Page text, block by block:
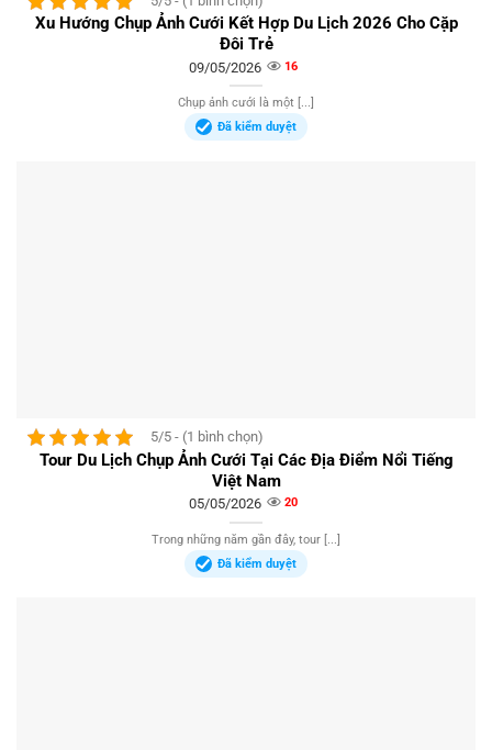
Xu Hướng Chụp Ảnh Cưới Kết Hợp Du Lịch 2026 Cho Cặp
Đôi Trẻ
09/05/2026 16
Chụp ảnh cưới là một [...]
Đã kiểm duyệt
5/5 - (1 bình chọn)
Tour Du Lịch Chụp Ảnh Cưới Tại Các Địa Điểm Nổi Tiếng
Việt Nam
05/05/2026 20
Trong những năm gần đây, tour [...]
Đã kiểm duyệt